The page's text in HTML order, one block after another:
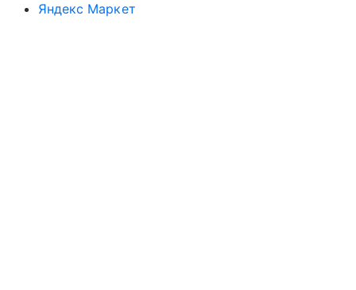
Яндекс Маркет